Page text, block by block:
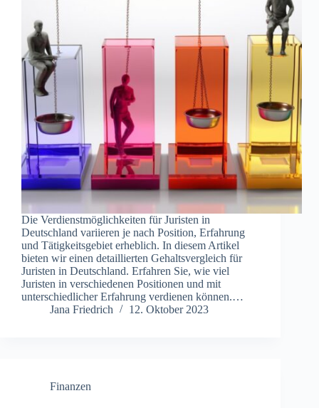
Die Verdienstmöglichkeiten für Juristen in
Deutschland variieren je nach Position, Erfahrung
und Tätigkeitsgebiet erheblich. In diesem Artikel
bieten wir einen detaillierten Gehaltsvergleich für
Juristen in Deutschland. Erfahren Sie, wie viel
Juristen in verschiedenen Positionen und mit
unterschiedlicher Erfahrung verdienen können.…
Jana Friedrich
12. Oktober 2023
Finanzen